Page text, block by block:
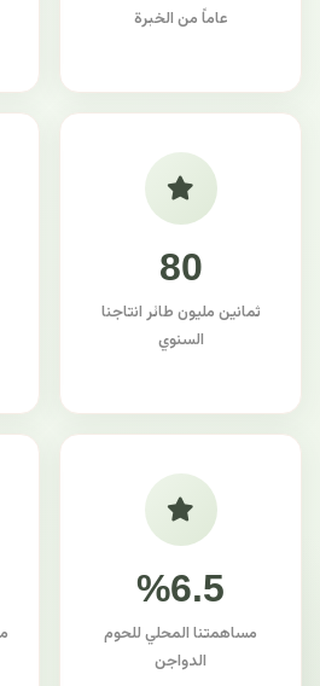
عاماً من الخبرة
80
ثمانين مليون طائر انتاجنا
السنوي
%6.5
مساهمتنا المحلي للحوم
الدواجن